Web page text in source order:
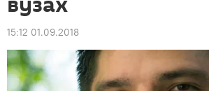
15:12 01.09.2018